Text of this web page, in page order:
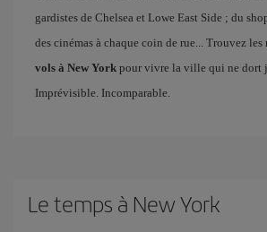
gardistes de Chelsea et Lowe East Side ; du
des cinémas à chaque coin de rue... Trouvez
vols à New York pour vivre la ville qui ne dort
Imprévisible. Incomparable.
Le temps à New York